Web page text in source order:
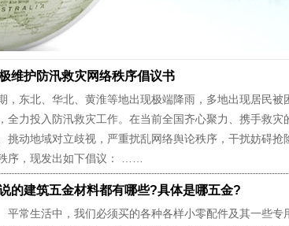
维护防汛救灾网络秩序倡议书
，东北、华北、黄淮等地出现极端降雨，多地出现居民
全力投入防汛救灾工作。在当前全国齐心聚力、携手救
挑动地域对立歧视，严重扰乱网络舆论秩序，干扰妨碍
序，现发出如下倡议： ……
的建筑五金材料都有哪些?具体是哪五金?
常生活中，我们必须买的各种各样小零配件及其一些专